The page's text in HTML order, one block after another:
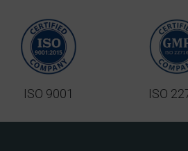
ISO 9001 ISO